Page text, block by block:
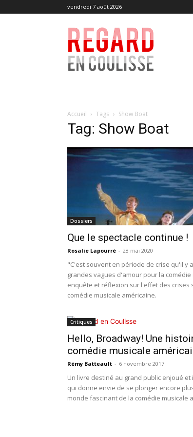
vendredi 7 août 2026
Regard
en
Coulisse
Accueil Tags Show Boat
Tag: Show Boat
Dossiers
Que le spectacle continue !
Rosalie Lapourré - 28 mai 2020
"C'est souvent en période de crise qu'il y
grandes vagues d'amour pour la comédie
enquête et réflexion sur l'effet des crises
comédie musicale américaine.
Critiques
Hello, Broadway! Une
comédie musicale
Rémy Batteault - 6 novembre 2017
Un livre destiné au grand public enjoué et
qui donne envie de se plonger encore
monde fascinant de la comédie musicale